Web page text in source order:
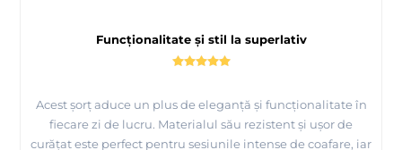
Funcționalitate și stil la superlativ
Acest șorț aduce un plus de eleganță și funcționalitate în
fiecare zi de lucru. Materialul său rezistent și ușor de
curățat este perfect pentru sesiunile intense de coafare, iar